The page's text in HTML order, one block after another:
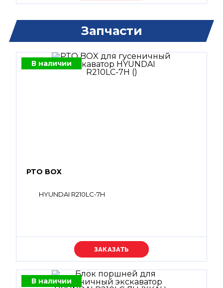
Запчасти
В наличии
PTO BOX
HYUNDAI R210LC-7H
Уточняйте цену
В наличии